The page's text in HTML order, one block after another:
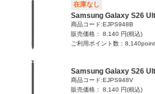
在庫なし
Samsung Galaxy S26
商品コード:EJPS948B
販売価格： 8,140 円(税込)
ご利用ポイント数：8,140point
Samsung Galaxy S26
商品コード:EJPS948V
販売価格： 8,140 円(税込)